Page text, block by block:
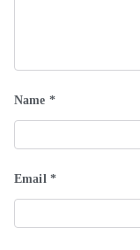
Name *
Email *